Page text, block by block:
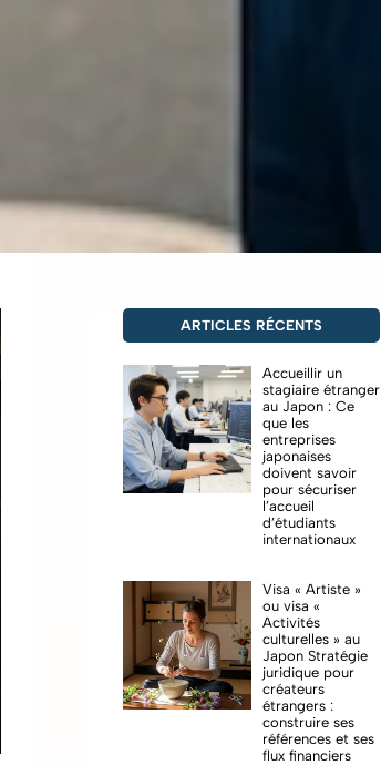
ARTICLES RÉCENTS
Accueillir un
stagiaire étranger
au Japon : Ce
que les
entreprises
japonaises
doivent savoir
pour sécuriser
l’accueil
d’étudiants
internationaux
Visa « Artiste »
ou visa «
Activités
culturelles » au
Japon Stratégie
juridique pour
créateurs
étrangers :
construire ses
références et ses
flux financiers